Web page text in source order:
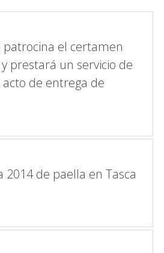
patrocina el certamen
prestará un servicio de
de entrega de
2014 de paella en Tasca